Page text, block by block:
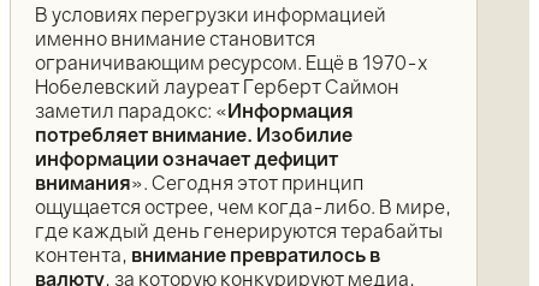
В условиях перегрузки информацией
именно внимание становится
ограничивающим ресурсом. Ещё в 1970-х
Нобелевский лауреат Герберт Саймон
заметил парадокс: «Информация
потребляет внимание. Изобилие
информации означает дефицит
внимания». Сегодня этот принцип
ощущается острее, чем когда-либо. В мире,
где каждый день генерируются терабайты
контента, внимание превратилось в
валюту, за которую конкурируют медиа,